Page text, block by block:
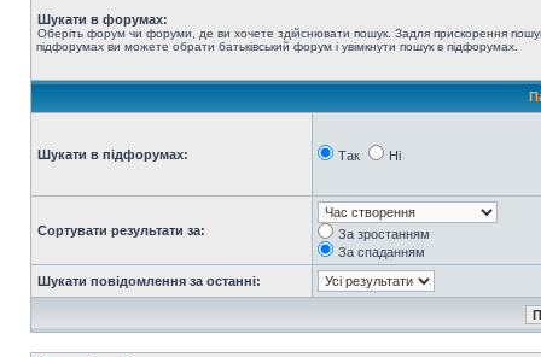
Шукати в форумах:
Оберіть форум чи форуми, де ви хочете здійснювати пошук. Задля прискорення
підфорумах ви можете обрати батьківський форум і увімкнути пошук в підфорумах.
Шукати в підфорумах: Так Ні
Сортувати результати за:
За зростанням
За спаданням
Шукати повідомлення за останні: